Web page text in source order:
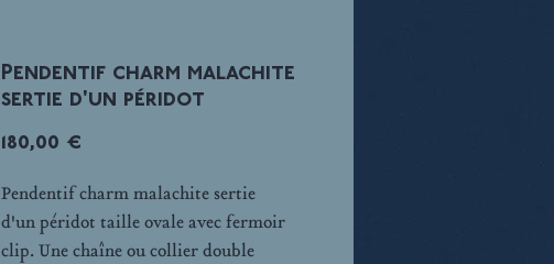
Pendentif charm malachite
sertie d'un péridot
180,00 €
Pendentif charm malachite sertie
d'un péridot taille ovale avec fermoir
clip. Une chaîne ou collier double